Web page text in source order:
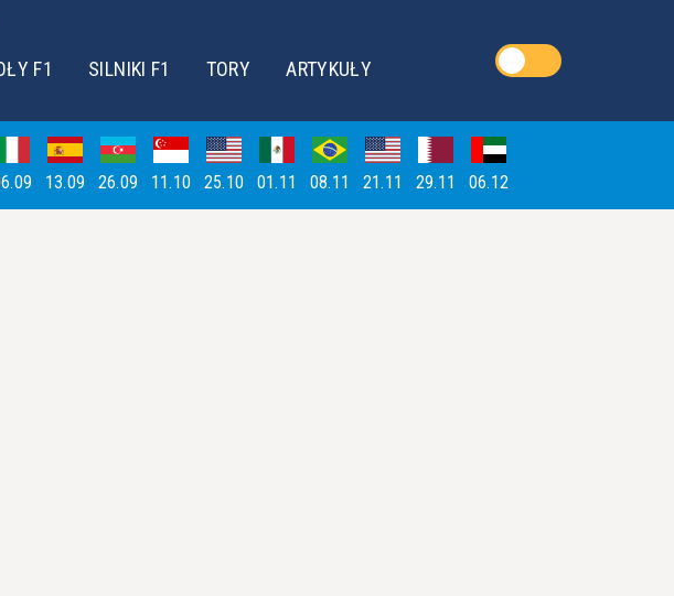
F1 SILNIKI F1 TORY ARTYKUŁY
13.09 26.09 11.10 25.10 01.11 08.11 21.11 29.11 06.12